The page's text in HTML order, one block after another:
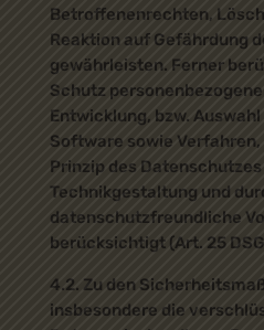
Betroffenenrechten,
Reaktion auf Gefährdung
gewährleisten. Ferner
Schutz
Entwicklung, bzw.
Software sowie
Prinzip des
Technikgestaltung und
datenschutzfreundliche
berücksichtigt (Art. 25
4.2. Zu den
insbesondere die